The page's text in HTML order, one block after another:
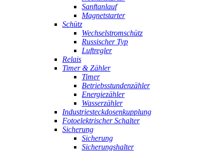
Sanftanlauf
Magnetstarter
Schütz
Wechselstromschütz
Russischer Typ
Luftregler
Relais
Timer & Zähler
Timer
Betriebsstundenzähler
Energiezähler
Wasserzähler
Industriesteckdosenkupplung
Fotoelektrischer Schalter
Sicherung
Sicherung
Sicherungshalter